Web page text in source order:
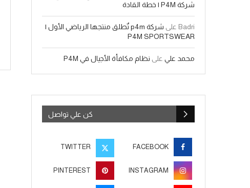
شركة P4M | خطة القادة
Badri على
شركة p4m تٌطلق منتجها الرياضي الأول |
P4M SPORTSWEAR
محمد علي على نظام مكافأة الأجيال في P4M
كن علي تواصل
FACEBOOK
TWITTER
INSTAGRAM
PINTEREST